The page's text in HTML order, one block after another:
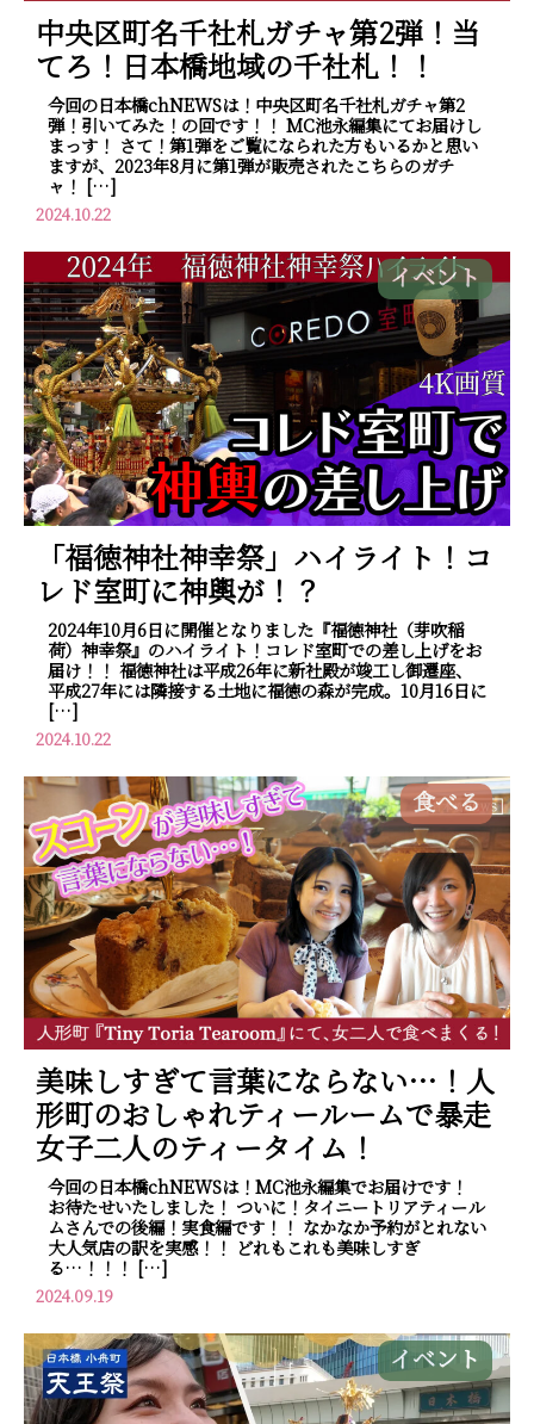
中央区町名千社札ガチャ第2弾！当
てろ！日本橋地域の千社札！！
今回の日本橋chNEWSは！中央区町名千社札ガチャ第2
弾！引いてみた！の回です！！ MC池永編集にてお届けし
まっす！ さて！第1弾をご覧になられた方もいるかと思い
ますが、2023年8月に第1弾が販売されたこちらのガチ
ャ！ […]
2024.10.22
イベント
「福徳神社神幸祭」ハイライト！コ
レド室町に神輿が！？
2024年10月6日に開催となりました『福徳神社（芽吹稲
荷）神幸祭』のハイライト！コレド室町での差し上げをお
届け！！ 福徳神社は平成26年に新社殿が竣工し御遷座、
平成27年には隣接する土地に福徳の森が完成。10月16日に
[…]
2024.10.22
食べる
美味しすぎて言葉にならない…！人
形町のおしゃれティールームで暴走
女子二人のティータイム！
今回の日本橋chNEWSは！MC池永編集でお届けです！
お待たせいたしました！ ついに！タイニートリアティール
ムさんでの後編！実食編です！！ なかなか予約がとれない
大人気店の訳を実感！！ どれもこれも美味しすぎ
る…！！！ […]
2024.09.19
イベント